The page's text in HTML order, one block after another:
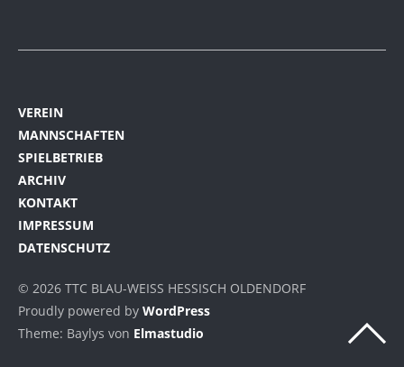
© 2026 TTC BLAU-WEISS HESSISCH OLDENDORF
Proudly powered by WordPress
Theme: Baylys von Elmastudio
VEREIN
MANNSCHAFTEN
SPIELBETRIEB
ARCHIV
KONTAKT
IMPRESSUM
DATENSCHUTZ